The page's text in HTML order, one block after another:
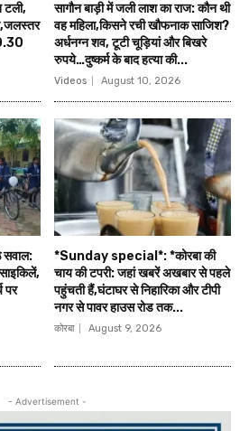
टली,
सागौन बाड़ी में जली लाश का राज: कौन थी
वह महिला,किसने रची खौफनाक साजिश?
अर्धनग्न शव, टूटी चूड़ियां और बिखरे
रुपये…दुष्कर्म के बाद हत्या की...
Videos August 10, 2026
सवाल:
पर
*Sunday special*: *कोरबा की
चाय की टपरी: जहां खबरें अखबार से पहले
पहुंचती हैं,घंटाघर से निहारिका और टीपी
नगर से पावर हाउस रोड तक...
कोरबा August 9, 2026
- Advertisement -